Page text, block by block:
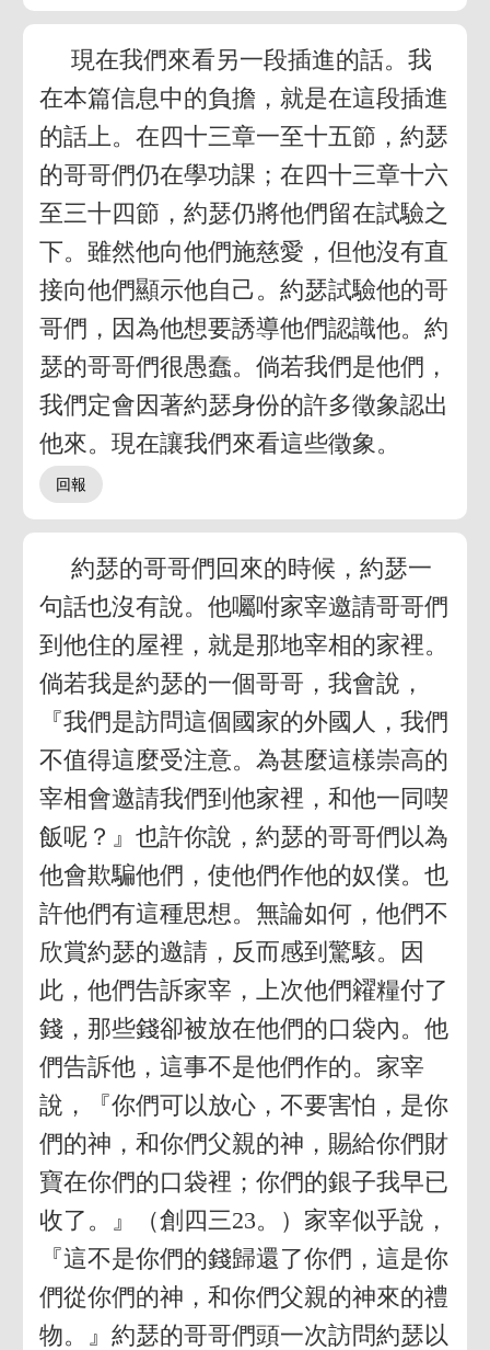
現在我們來看另一段插進的話。我
在本篇信息中的負擔，就是在這段插進
的話上。在四十三章一至十五節，約瑟
的哥哥們仍在學功課；在四十三章十六
至三十四節，約瑟仍將他們留在試驗之
下。雖然他向他們施慈愛，但他沒有直
接向他們顯示他自己。約瑟試驗他的哥
哥們，因為他想要誘導他們認識他。約
瑟的哥哥們很愚蠢。倘若我們是他們，
我們定會因著約瑟身份的許多徵象認出
他來。現在讓我們來看這些徵象。
約瑟的哥哥們回來的時候，約瑟一
句話也沒有說。他囑咐家宰邀請哥哥們
到他住的屋裡，就是那地宰相的家裡。
倘若我是約瑟的一個哥哥，我會說，
『我們是訪問這個國家的外國人，我們
不值得這麼受注意。為甚麼這樣崇高的
宰相會邀請我們到他家裡，和他一同喫
飯呢？』也許你說，約瑟的哥哥們以為
他會欺騙他們，使他們作他的奴僕。也
許他們有這種思想。無論如何，他們不
欣賞約瑟的邀請，反而感到驚駭。因
此，他們告訴家宰，上次他們糴糧付了
錢，那些錢卻被放在他們的口袋內。他
們告訴他，這事不是他們作的。家宰
說，『你們可以放心，不要害怕，是你
們的神，和你們父親的神，賜給你們財
寶在你們的口袋裡；你們的銀子我早已
收了。』（創四三23。）家宰似乎說，
『這不是你們的錢歸還了你們，這是你
們從你們的神，和你們父親的神來的禮
物。』約瑟的哥哥們頭一次訪問約瑟以